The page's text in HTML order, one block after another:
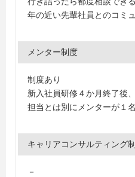
年の近い先輩社員とのコミ
メンター制度
制度あり
新入社員研修４か月終了後
担当とは別にメンターが１
キャリアコンサルティング
－